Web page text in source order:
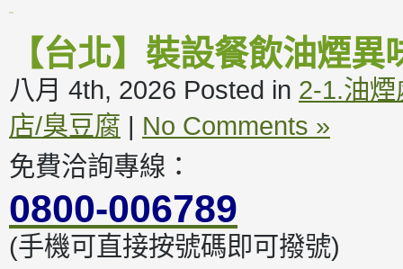
【台北】裝設餐飲油煙
八月 4th, 2026 Posted in 2-1.油
店/臭豆腐 | No Comments »
免費洽詢專線：
0800-006789
(手機可直接按號碼即可撥號)